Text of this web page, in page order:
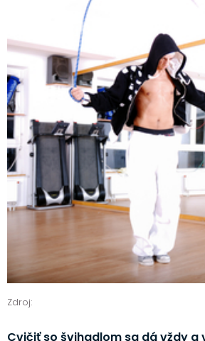
Zdroj:
Cvičiť so švihadlom sa dá vždy a